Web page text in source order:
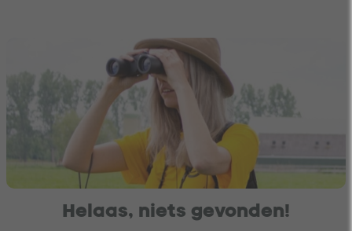
Helaas, niets gevonden!